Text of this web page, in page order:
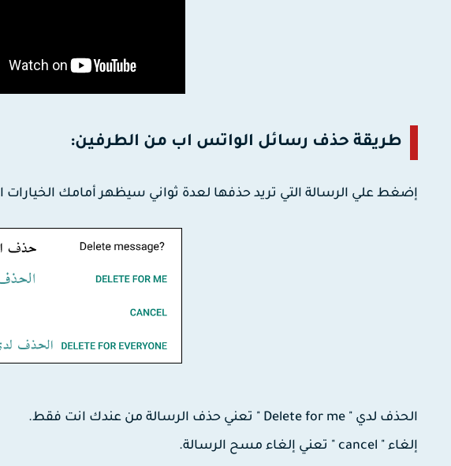
طريقة حذف رسائل الواتس اب من الطرفين:
إضغط علي الرسالة التي تريد حذفها لعدة ثواني سيظهر أمامك الخيارات
الحذف لدي " Delete for me " تعني حذف الرسالة من عندك انت فقط.
إلغاء " cancel " تعني إلغاء مسح الرسالة.